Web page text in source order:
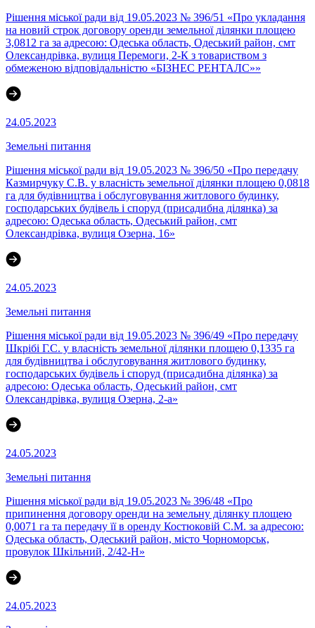
Рішення міської ради від 19.05.2023 № 396/51 «Про укладання
на новий строк договору оренди земельної ділянки площею
3,0812 га за адресою: Одеська область, Одеський район, смт
Олександрівка, вулиця Перемоги, 2-К з товариством з
обмеженою відповідальністю «БІЗНЕС РЕНТАЛС»»
24.05.2023
Земельні питання
Рішення міської ради від 19.05.2023 № 396/50 «Про передачу
Казмирчуку С.В. у власність земельної ділянки площею 0,0818
га для будівництва і обслуговування житлового будинку,
господарських будівель і споруд (присадибна ділянка) за
адресою: Одеська область, Одеський район, смт
Олександрівка, вулиця Озерна, 16»
24.05.2023
Земельні питання
Рішення міської ради від 19.05.2023 № 396/49 «Про передачу
Шкрібі Г.С. у власність земельної ділянки площею 0,1335 га
для будівництва і обслуговування житлового будинку,
господарських будівель і споруд (присадибна ділянка) за
адресою: Одеська область, Одеський район, смт
Олександрівка, вулиця Озерна, 2-а»
24.05.2023
Земельні питання
Рішення міської ради від 19.05.2023 № 396/48 «Про
припинення договору оренди на земельну ділянку площею
0,0071 га та передачу її в оренду Костюковій С.М. за адресою:
Одеська область, Одеський район, місто Чорноморськ,
провулок Шкільний, 2/42-Н»
24.05.2023